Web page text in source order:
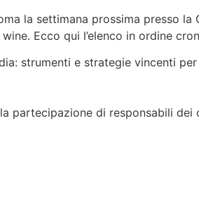
la settimana prossima presso la
Ecco qui l’elenco in ordine
strumenti e strategie vincenti
partecipazione di responsabili